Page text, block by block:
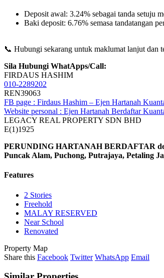
Deposit awal: 3.24% sebagai tanda setuju
Baki deposit: 6.76% semasa tandatangan
📞 Hubungi sekarang untuk maklumat lanjut dan
Sila Hubungi WhatApps/Call:
FIRDAUS HASHIM
010-2289202
REN39063
FB page : Firdaus Hashim – Ejen Hartanah
Website personal : Ejen Hartanah Berdaftar
LEGACY REAL PROPERTY SDN BHD
E(1)1925
PERUNDING HARTANAH BERDAFTAR
Puncak Alam, Puchong, Putrajaya, Petaling
Features
2 Stories
Freehold
MALAY RESERVED
Near School
Renovated
Property Map
Share this Facebook Twitter WhatsApp Email